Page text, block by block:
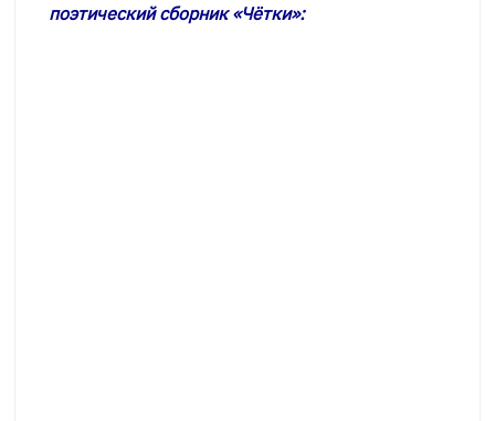
поэтический сборник «Чётки»: